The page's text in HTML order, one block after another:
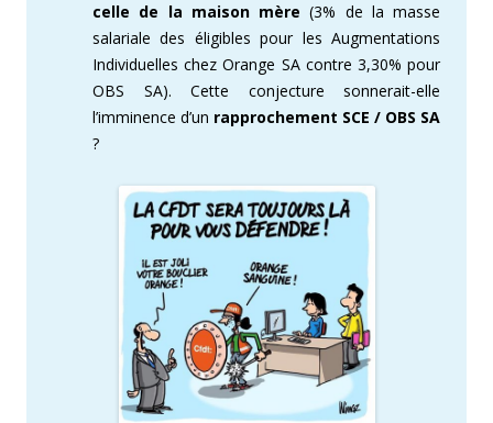
celle de la maison mère (3% de la masse
salariale des éligibles pour les Augmentations
Individuelles chez Orange SA contre 3,30% pour
OBS SA). Cette conjecture sonnerait-elle
l’imminence d’un rapprochement SCE / OBS SA
?